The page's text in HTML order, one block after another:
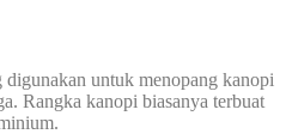
untuk menopang kanopi
Rangka kanopi biasanya terbuat